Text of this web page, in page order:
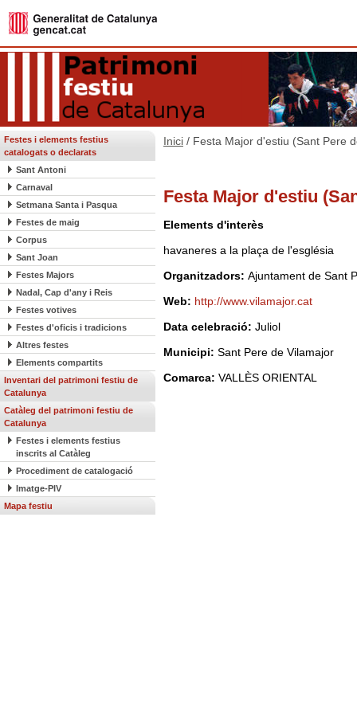
Festes i elements festius
catalogats o declarats
Sant Antoni
Carnaval
Setmana Santa i Pasqua
Festes de maig
Corpus
Sant Joan
Festes Majors
Nadal, Cap d'any i Reis
Festes votives
Festes d'oficis i tradicions
Altres festes
Elements compartits
Inventari del patrimoni festiu de
Catalunya
Catàleg del patrimoni festiu de
Catalunya
Festes i elements festius
inscrits al Catàleg
Procediment de catalogació
Imatge-PIV
Mapa festiu
Inici / Festa Major d'estiu (Sant Pere
Festa Major d'estiu
Elements d'interès
havaneres a la plaça de l'església
Organitzadors: Ajuntament de Sant
Web: http://www.vilamajor.cat
Data celebració: Juliol
Municipi: Sant Pere de Vilamajor
Comarca: VALLÈS ORIENTAL